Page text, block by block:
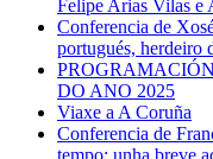
Felipe Arias Vilas e
Conferencia de
portugués, herdeiro
DO ANO 2025
Viaxe a A Coruña
Conferencia de
tempo: unha breve